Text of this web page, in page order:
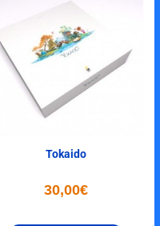
Tokaido
30,00€